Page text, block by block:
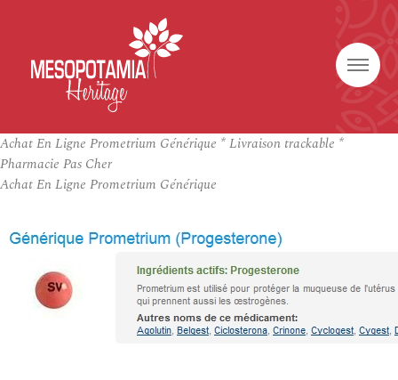
Achat En Ligne Prometrium Générique * Livraison trackable *
Pharmacie Pas Cher
Achat En Ligne Prometrium Générique